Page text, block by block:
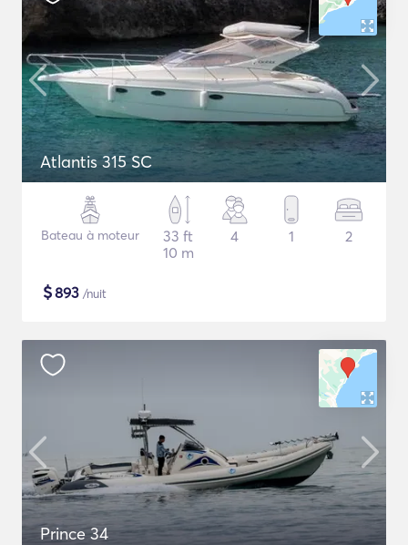
Atlantis 315 SC
Bateau à moteur
33 ft
10 m
4 1 2
$893 /nuit
Prince 34